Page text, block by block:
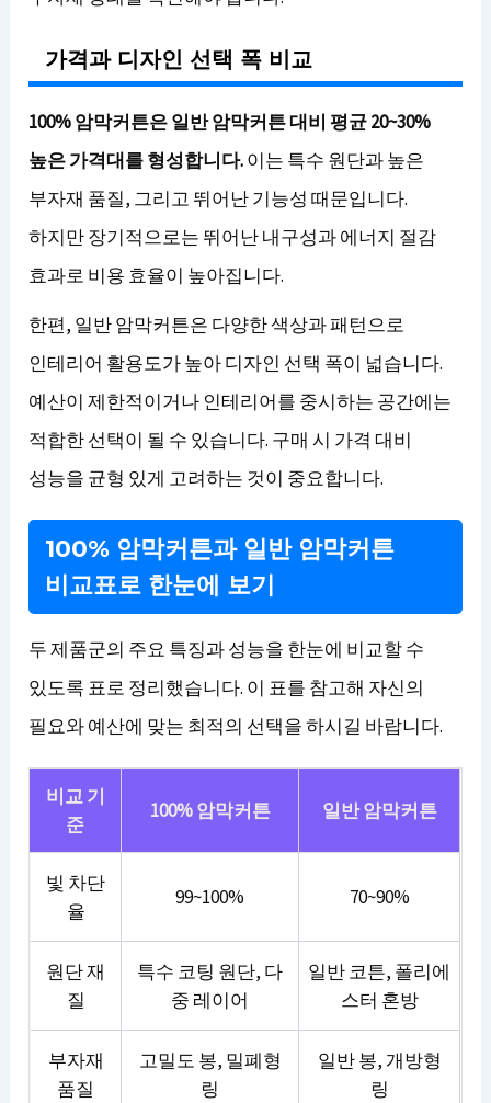
가격과 디자인 선택 폭 비교
100% 암막커튼은 일반 암막커튼 대비 평균 20~30%
높은 가격대를 형성합니다.이는 특수 원단과 높은
부자재 품질, 그리고 뛰어난 기능성 때문입니다.
하지만 장기적으로는 뛰어난 내구성과 에너지 절감
효과로 비용 효율이 높아집니다.
한편, 일반 암막커튼은 다양한 색상과 패턴으로
인테리어 활용도가 높아 디자인 선택 폭이 넓습니다.
예산이 제한적이거나 인테리어를 중시하는 공간에는
적합한 선택이 될 수 있습니다. 구매 시 가격 대비
성능을 균형 있게 고려하는 것이 중요합니다.
100% 암막커튼과 일반 암막커튼
비교표로 한눈에 보기
두 제품군의 주요 특징과 성능을 한눈에 비교할 수
있도록 표로 정리했습니다. 이 표를 참고해 자신의
필요와 예산에 맞는 최적의 선택을 하시길 바랍니다.
비교 기
준
100% 암막커튼 일반 암막커튼
빛 차단
율
99~100% 70~90%
원단 재
질
특수 코팅 원단, 다
중 레이어
일반 코튼, 폴리에
스터 혼방
부자재
품질
고밀도 봉, 밀폐형
링
일반 봉, 개방형
링